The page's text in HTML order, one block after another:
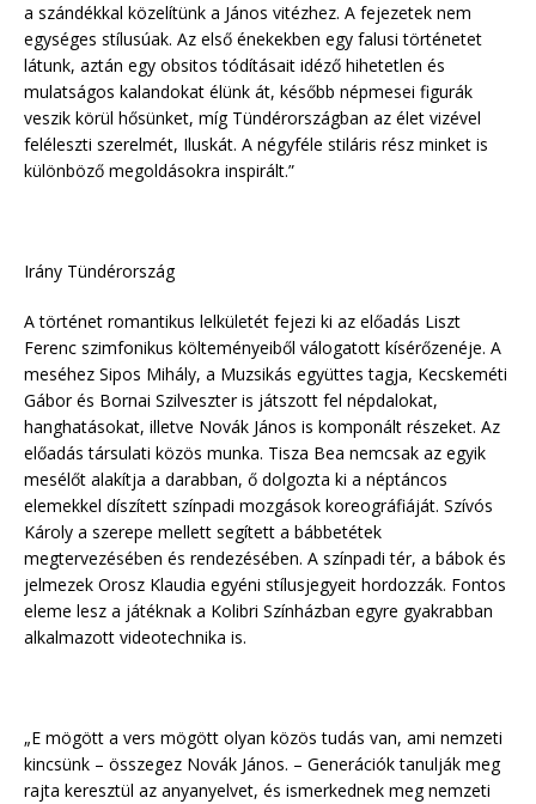
a szándékkal közelítünk a János vitézhez. A fejezetek nem
egységes stílusúak. Az első énekekben egy falusi történetet
látunk, aztán egy obsitos tódításait idéző hihetetlen és
mulatságos kalandokat élünk át, később népmesei figurák
veszik körül hősünket, míg Tündérországban az élet vizével
feléleszti szerelmét, Iluskát. A négyféle stiláris rész minket is
különböző megoldásokra inspirált.”
Irány Tündérország
A történet romantikus lelkületét fejezi ki az előadás Liszt
Ferenc szimfonikus költeményeiből válogatott kísérőzenéje. A
meséhez Sipos Mihály, a Muzsikás együttes tagja, Kecskeméti
Gábor és Bornai Szilveszter is játszott fel népdalokat,
hanghatásokat, illetve Novák János is komponált részeket. Az
előadás társulati közös munka. Tisza Bea nemcsak az egyik
mesélőt alakítja a darabban, ő dolgozta ki a néptáncos
elemekkel díszített színpadi mozgások koreográfiáját. Szívós
Károly a szerepe mellett segített a bábbetétek
megtervezésében és rendezésében. A színpadi tér, a bábok és
jelmezek Orosz Klaudia egyéni stílusjegyeit hordozzák. Fontos
eleme lesz a játéknak a Kolibri Színházban egyre gyakrabban
alkalmazott videotechnika is.
„E mögött a vers mögött olyan közös tudás van, ami nemzeti
kincsünk – összegez Novák János. – Generációk tanulják meg
rajta keresztül az anyanyelvet, és ismerkednek meg nemzeti